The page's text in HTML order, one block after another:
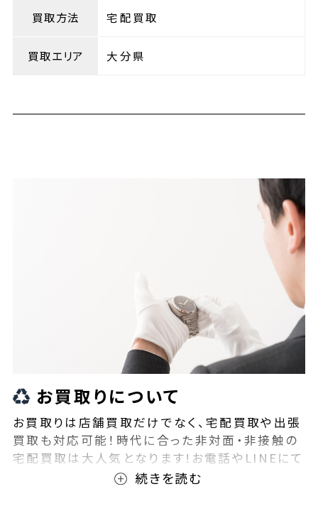
買取方法 宅配買取
買取エリア 大分県
お買取りについて
お買取りは店舗買取だけでなく、宅配買取や出張
買取も対応可能！時代に合った非対面・非接触の
宅配買取は大人気となります!お電話やLINEにて
事前査定が可能となっております！また無料の宅